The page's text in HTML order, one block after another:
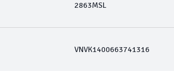
2863MSL
VNVK1400663741316